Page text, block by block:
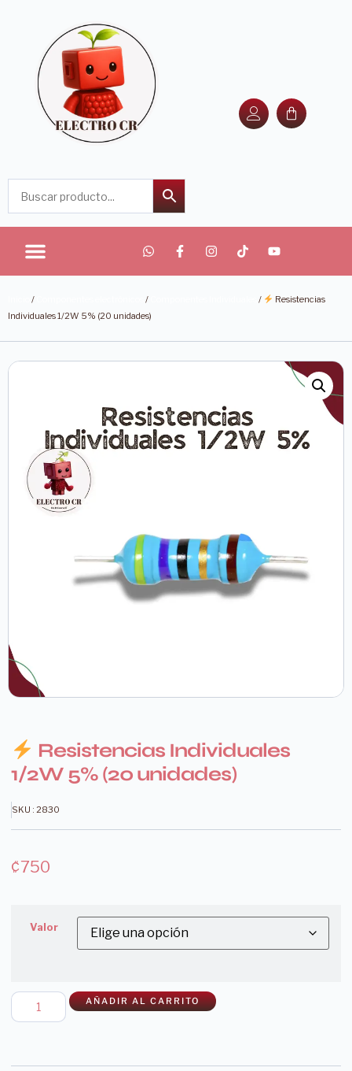
/ / /
Resistencias
Individuales 1/2W 5% (20 unidades)
Resistencias Individuales
1/2W 5% (20 unidades)
SKU : 2830
₡750
Valor
AÑADIR AL CARRITO